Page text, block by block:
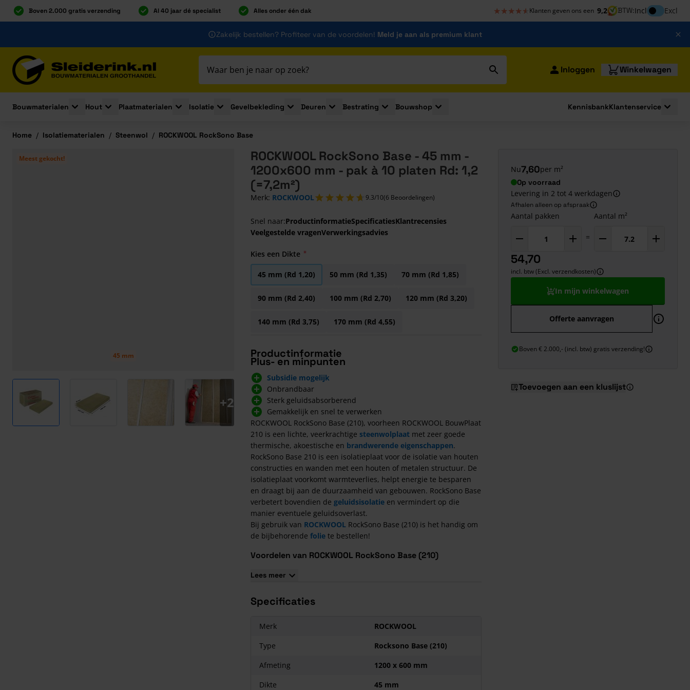
Boven 2.000 gratis verzending Al 40 jaar dé specialist Alles onder één dak ★★★★★
★★★★★ Klanten geven ons een 9,2 BTW:InclInclusief btw
Excl
Zakelijk bestellen? Profiteer van de voordelen! Meld je aan als premium klant
Inloggen Winkelwagen
Bouwmaterialen
Toggle submenu for Bouwmaterialen
Hout
Toggle submenu for Hout
Plaatmaterialen
Toggle submenu for Plaatmaterialen
Isolatie
Toggle submenu for Isolatie
Gevelbekleding
Toggle submenu for Gevelbekleding
Deuren
Toggle submenu for Deuren
Bestrating
Toggle submenu for Bestrating
Bouwshop
Toggle submenu for Bouwshop
KennisbankKlantenservice
Home / Isolatiematerialen / Steenwol / ROCKWOOL RockSono Base
Meest gekocht!
45 mm
View larger image View larger image
+2
ROCKWOOL RockSono Base - 45 mm -
1200x600 mm - pak à 10 platen Rd: 1,2
(=7,2m²)
Merk: ROCKWOOL 9.3/10(6 Beoordelingen)
Snel naar:ProductinformatieSpecificatiesKlantrecensies
Veelgestelde vragenVerwerkingsadvies
Kies een Dikte
45 mm (Rd 1,20) 50 mm (Rd 1,35) 70 mm (Rd 1,85)
90 mm (Rd 2,40) 100 mm (Rd 2,70) 120 mm (Rd 3,20)
140 mm (Rd 3,75) 170 mm (Rd 4,55)
Productinformatie
Plus- en minpunten
Subsidie mogelijk
Onbrandbaar
Sterk geluidsabsorberend
Gemakkelijk en snel te verwerken
ROCKWOOL RockSono Base (210), voorheen ROCKWOOL BouwPlaat
210 is een lichte, veerkrachtige steenwolplaat met zeer goede
thermische, akoestische en brandwerende eigenschappen.
RockSono Base 210 is een isolatieplaat voor de isolatie van houten
constructies en wanden met een houten of metalen structuur. De
isolatieplaat voorkomt warmteverlies, helpt energie te besparen
en draagt bij aan de duurzaamheid van gebouwen. RockSono Base
verbetert bovendien de geluidsisolatie en vermindert op die
manier eventuele geluidsoverlast.
Bij gebruik van ROCKWOOL RockSono Base (210) is het handig om
de bijbehorende folie te bestellen!
Voordelen van ROCKWOOL RockSono Base (210)
Gemakkelijk en snel te verwerken;
Geen naadvorming tussen de
ROCKWOOL platen
warmteverlies.
RockSono Base: prijs en afmetingen
1200x600 mm en wordt, afhankelijk van de plaatdikte, geleverd in
Lees meer
Specificaties
Merk
ROCKWOOL
Type
Rocksono Base (210)
Afmeting
1200 x 600 mm
Dikte
45 mm
Nu7,60per m²
Op voorraad
Levering in 2 tot 4 werkdagen
Afhalen alleen op afspraak
Aantal pakken
=
Aantal m²
54,70
incl. btw (Excl. verzendkosten)
In mijn winkelwagen
Offerte aanvragen
Boven € 2.000,- (incl. btw) gratis verzending!
Toevoegen aan een kluslijst